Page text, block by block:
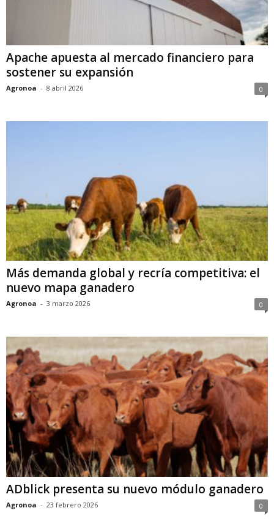
Apache apuesta al mercado financiero para
sostener su expansión
Agronoa - 8 abril 2026 0
Más demanda global y recría competitiva: el
nuevo mapa ganadero
Agronoa - 3 marzo 2026 0
ADblick presenta su nuevo módulo ganadero
Agronoa - 23 febrero 2026 0